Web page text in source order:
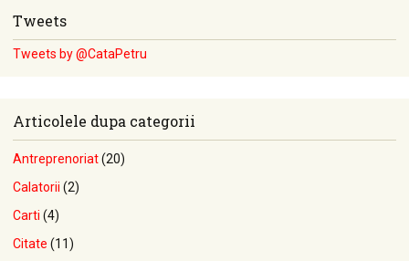
Tweets
Tweets by @CataPetru
Articolele dupa categorii
Antreprenoriat(20)
Calatorii (2)
Carti (4)
Citate (11)